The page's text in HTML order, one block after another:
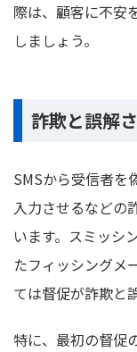
際は、顧客に不安
しましょう。
詐欺と誤解
SMSから受信者を
入力させるなどの
います。スミッシ
たフィッシングメ
ては督促が詐欺と
特に、最初の督促